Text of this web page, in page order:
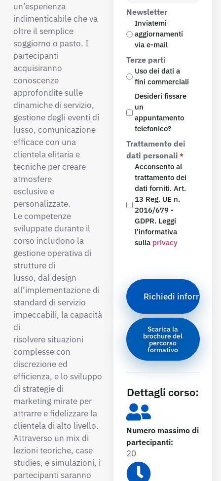
un’esperienza
indimenticabile che va
oltre il semplice
soggiorno o pasto. I
partecipanti
acquisiranno
conoscenze
approfondite sulle
dinamiche di servizio,
gestione degli eventi di
lusso, comunicazione
efficace con una
clientela elitaria e
tecniche per creare
atmosfere
esclusive e
personalizzate.
Le competenze
sviluppate durante il
corso includono la
gestione operativa di
strutture di
lusso, dal design
all’implementazione di
standard di servizio
impeccabili, la capacità
di
risolvere situazioni
complesse con
discrezione ed
efficienza, e lo sviluppo
di strategie di
marketing mirate per
attrarre e fidelizzare la
clientela di alto livello.
Attraverso un mix di
lezioni teoriche, case
studies, e simulazioni, i
partecipanti saranno
Newsletter
Inviatemi
aggiornamenti
via e-mail
Terze parti
Uso dei dati a
fini commerciali
Desideri fissare
un
appuntamento
telefonico?
Desideri fissare
un
appuntamento
telefonico?
Trattamento dei
dati personali *
Acconsento al
trattamento dei
dati forniti. Art.
13 Reg. UE n.
2016/679 -
GDPR. Leggi
l'informativa
sulla privacy
Scarica la
brochure del
percorso
formativo
Dettagli corso:
Numero massimo di
partecipanti:
20